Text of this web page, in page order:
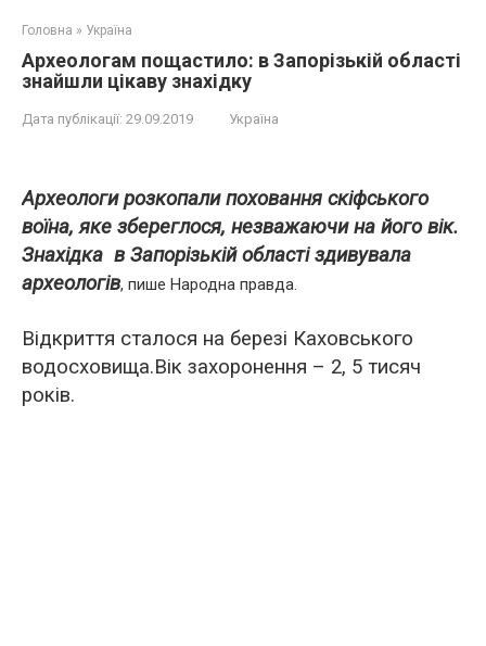
Головна » Україна
Археологам пощастило: в Запорізькій області
знайшли цікаву знахідку
Дата публікації: 29.09.2019 Україна
Археологи розкопали поховання скіфського
воїна, яке збереглося, незважаючи на його вік.
Знахідка в Запорізькій області здивувала
археологів, пише Народна правда.
Відкриття сталося на березі Каховського
водосховища.Вік захоронення – 2, 5 тисяч
років.